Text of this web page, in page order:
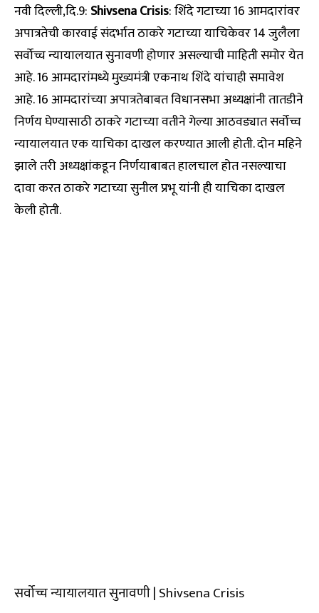
नवी दिल्ली,दि.9: Shivsena Crisis: शिंदे गटाच्या 16 आमदारांवर
अपात्रतेची कारवाई संदर्भात ठाकरे गटाच्या याचिकेवर 14 जुलैला
सर्वोच्च न्यायालयात सुनावणी होणार असल्याची माहिती समोर येत
आहे. 16 आमदारांमध्ये मुख्यमंत्री एकनाथ शिंदे यांचाही समावेश
आहे. 16 आमदारांच्या अपात्रतेबाबत विधानसभा अध्यक्षांनी तातडीने
निर्णय घेण्यासाठी ठाकरे गटाच्या वतीने गेल्या आठवड्यात सर्वोच्च
न्यायालयात एक याचिका दाखल करण्यात आली होती. दोन महिने
झाले तरी अध्यक्षांकडून निर्णयाबाबत हालचाल होत नसल्याचा
दावा करत ठाकरे गटाच्या सुनील प्रभू यांनी ही याचिका दाखल
केली होती.
सर्वोच्च न्यायालयात सुनावणी | Shivsena Crisis